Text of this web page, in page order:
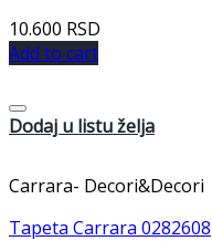
10.600 RSD
Add to cart
Dodaj u listu želja
Carrara- Decori&Decori
Tapeta Carrara 0282608